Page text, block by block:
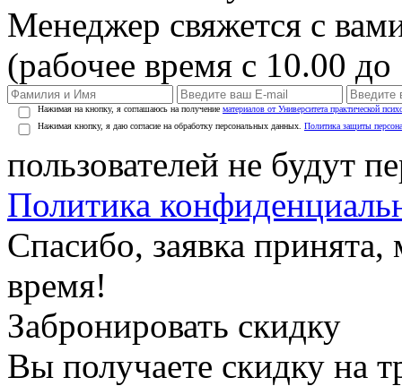
Менеджер свяжется с
(рабочее время с 10.00
Нажимая на кнопку, я соглашаюсь на получение материалов от Университета практической
Нажимая кнопку, я даю согласие на обработку персональных данных. Политика защиты
пользователей не будут
Политика
Спасибо, заявка
время!
Забронировать скидку
Вы получаете скидку на